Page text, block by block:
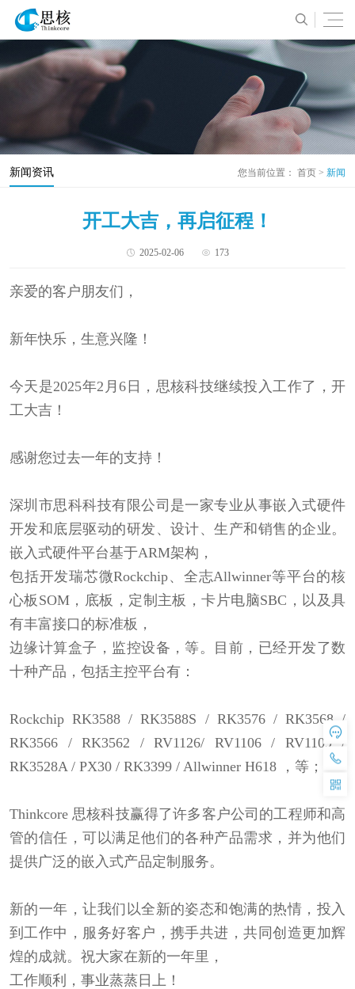
新闻资讯 您当前位置： 首页 > 新闻
开工大吉，再启征程！
2025-02-06 173
亲爱的客户朋友们，
新年快乐，生意兴隆！
今天是2025年2月6日，思核科技继续投入工作了，开
工大吉！
感谢您过去一年的支持！
深圳市思科科技有限公司是一家专业从事嵌入式硬件
开发和底层驱动的研发、设计、生产和销售的企业。
嵌入式硬件平台基于ARM架构，
包括开发瑞芯微Rockchip、全志Allwinner等平台的核
心板SOM，底板，定制主板，卡片电脑SBC，以及具
有丰富接口的标准板，
边缘计算盒子，监控设备，等。目前，已经开发了数
十种产品，包括主控平台有：
Rockchip RK3588 / RK3588S / RK3576 / RK3568 /
RK3566 / RK3562 / RV1126/ RV1106 / RV1109 /
RK3528A / PX30 / RK3399 / Allwinner H618 ，等；
Thinkcore 思核科技赢得了许多客户公司的工程师和高
管的信任，可以满足他们的各种产品需求，并为他们
提供广泛的嵌入式产品定制服务。
新的一年，让我们以全新的姿态和饱满的热情，投入
到工作中，服务好客户，携手共进，共同创造更加辉
煌的成就。祝大家在新的一年里，
工作顺利，事业蒸蒸日上！